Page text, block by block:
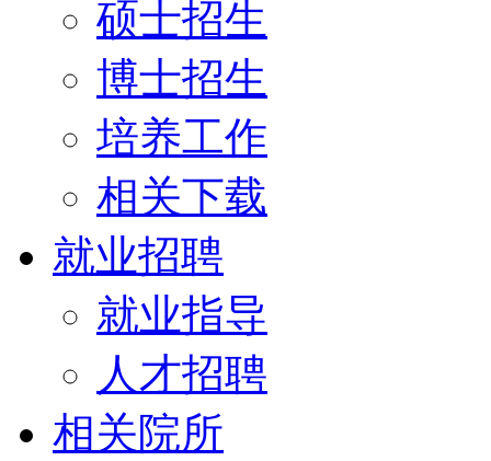
硕士招生
博士招生
培养工作
相关下载
就业招聘
就业指导
人才招聘
相关院所